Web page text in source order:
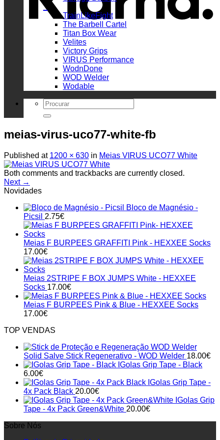
_
TrainLikeFight
The Barbell Cartel
Titan Box Wear
Velites
Victory Grips
VIRUS Performance
WodnDone
WOD Welder
Wodable
Search
for:
meias-virus-uco77-white-fb
Published at 1200 × 630 in Meias VIRUS UCO77 White
Both comments and trackbacks are currently closed.
Next →
Novidades
Bloco de Magnésio -
Picsil 2.75€
Meias F BURPEES GRAFFITI Pink - HEXXEE Socks
17.00€
Meias 2STRIPE F BOX JUMPS White - HEXXEE
Socks 17.00€
Meias F BURPEES Pink & Blue - HEXXEE Socks
17.00€
TOP VENDAS
Solid Salve Stick Regenerativo - WOD Welder 18.00€
IGolas Grip Tape - Black
6.00€
IGolas Grip Tape -
4x Pack Black 20.00€
IGolas Grip
Tape - 4x Pack Green&White 20.00€
Sobre Nós